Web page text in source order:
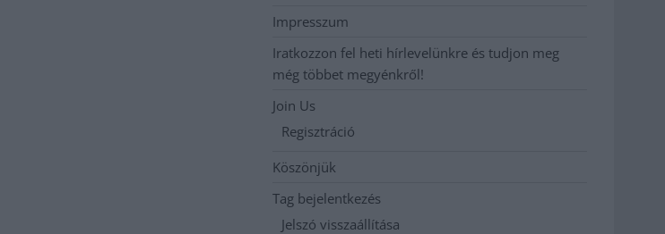
Impresszum
Iratkozzon fel heti hírlevelünkre és tudjon meg
még többet megyénkről!
Join Us
Regisztráció
Köszönjük
Tag bejelentkezés
Jelszó visszaállítása